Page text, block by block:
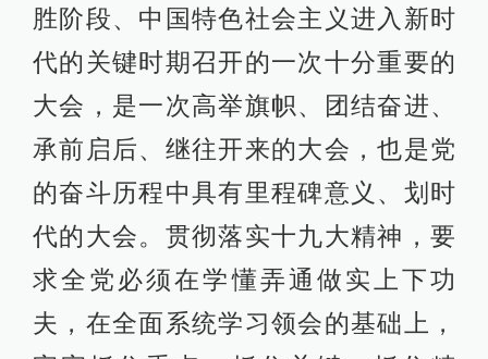
胜阶段、中国特色社会主义进入新时
代的关键时期召开的一次十分重要的
大会，是一次高举旗帜、团结奋进、
承前启后、继往开来的大会，也是党
的奋斗历程中具有里程碑意义、划时
代的大会。贯彻落实十九大精神，要
求全党必须在学懂弄通做实上下功
夫，在全面系统学习领会的基础上，